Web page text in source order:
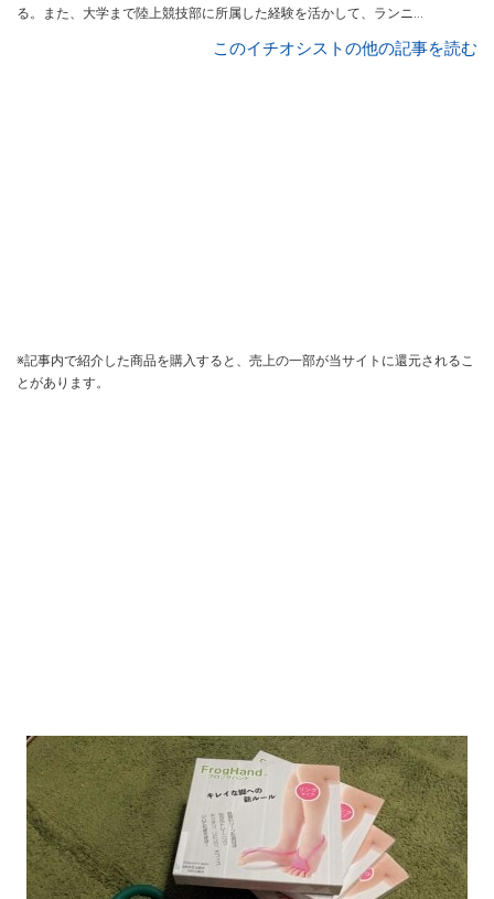
る。また、大学まで陸上競技部に所属した経験を活かして、ランニン
このイチオシストの他の記事を読む
※記事内で紹介した商品を購入すると、売上の一部が当サイトに還元されるこ
とがあります。